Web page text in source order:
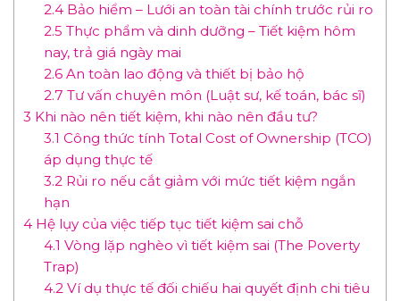
2.4Bảo hiểm – Lưới an toàn tài chính trước rủi ro
2.5 Thực phẩm và dinh dưỡng – Tiết kiệm hôm
nay, trả giá ngày mai
2.6An toàn lao động và thiết bị bảo hộ
2.7 Tư vấn chuyên môn (Luật sư, kế toán, bác sĩ)
3 Khi nào nên tiết kiệm, khi nào nên đầu tư?
3.1 Công thức tính Total Cost of Ownership (TCO)
áp dụng thực tế
3.2Rủi ro nếu cắt giảm với mức tiết kiệm ngắn
hạn
4 Hệ lụy của việc tiếp tục tiết kiệm sai chỗ
4.1 Vòng lặp nghèo vì tiết kiệm sai (The Poverty
Trap)
4.2Ví dụ thực tế đối chiếu hai quyết định chi tiêu